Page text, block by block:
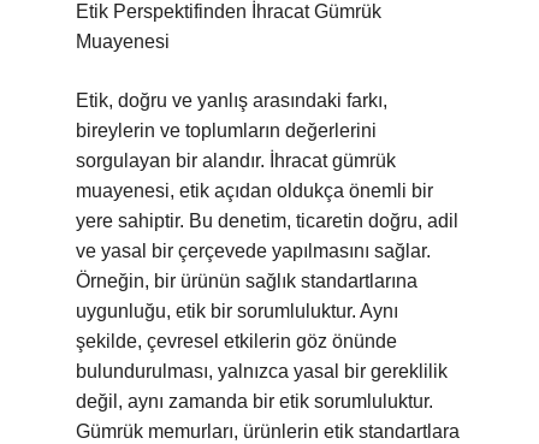
Etik Perspektifinden İhracat Gümrük
Muayenesi
Etik, doğru ve yanlış arasındaki farkı,
bireylerin ve toplumların değerlerini
sorgulayan bir alandır. İhracat gümrük
muayenesi, etik açıdan oldukça önemli bir
yere sahiptir. Bu denetim, ticaretin doğru, adil
ve yasal bir çerçevede yapılmasını sağlar.
Örneğin, bir ürünün sağlık standartlarına
uygunluğu, etik bir sorumluluktur. Aynı
şekilde, çevresel etkilerin göz önünde
bulundurulması, yalnızca yasal bir gereklilik
değil, aynı zamanda bir etik sorumluluktur.
Gümrük memurları, ürünlerin etik standartlara